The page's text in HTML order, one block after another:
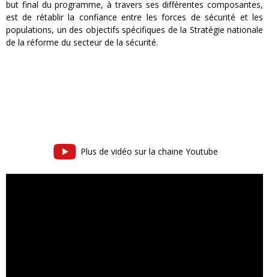
but final du programme, à travers ses différentes composantes,
est de rétablir la confiance entre les forces de sécurité et les
populations, un des objectifs spécifiques de la Stratégie nationale
de la réforme du secteur de la sécurité.
Plus de vidéo sur la chaine Youtube